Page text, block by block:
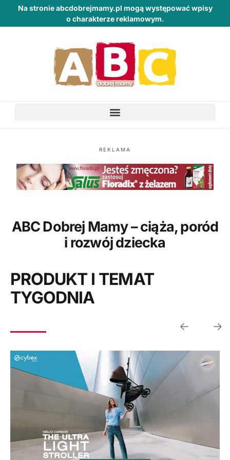
Na stronie abcdobrejmamy.pl mogą występować wpisy
o charakterze reklamowym.
REKLAMA
ABC Dobrej Mamy – ciąża, poród
i rozwój dziecka
PRODUKT I TEMAT
TYGODNIA